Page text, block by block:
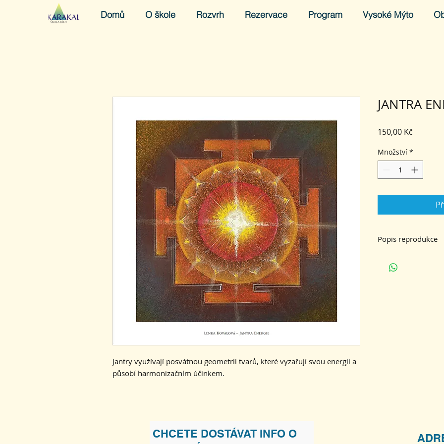
Domů O škole Rozvrh Rezervace Program Vysoké Mýto
Jantry využívají posvátnou geometrii tvarů, které vyzařují svou energii a
působí harmonizačním účinkem.
JANTRA
150,00 Kč
Množství *
Popis reprodukce
CHCETE DOSTÁVAT INFO O